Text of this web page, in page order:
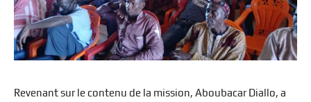
Revenant sur le contenu de la mission, Aboubacar Diallo, a